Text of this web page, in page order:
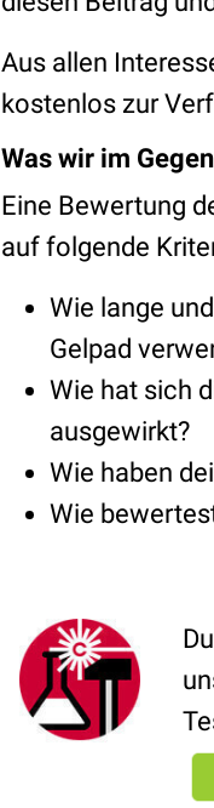
Aus allen
kostenlos zur
Was wir im
Eine Bewertung
auf folgende
Wie lange
Gelpad
Wie hat sich
ausgewirkt?
Wie haben
Wie